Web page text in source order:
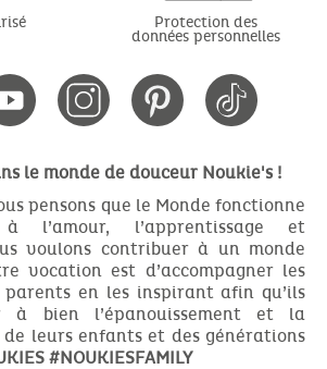
Protection des
données personnelles
le monde de douceur Noukie's !
pensons que le Monde fonctionne
l’amour, l’apprentissage et
voulons contribuer à un monde
vocation est d’accompagner les
en les inspirant afin qu’ils
à bien l’épanouissement et la
leurs enfants et des générations
#NOUKIESFAMILY